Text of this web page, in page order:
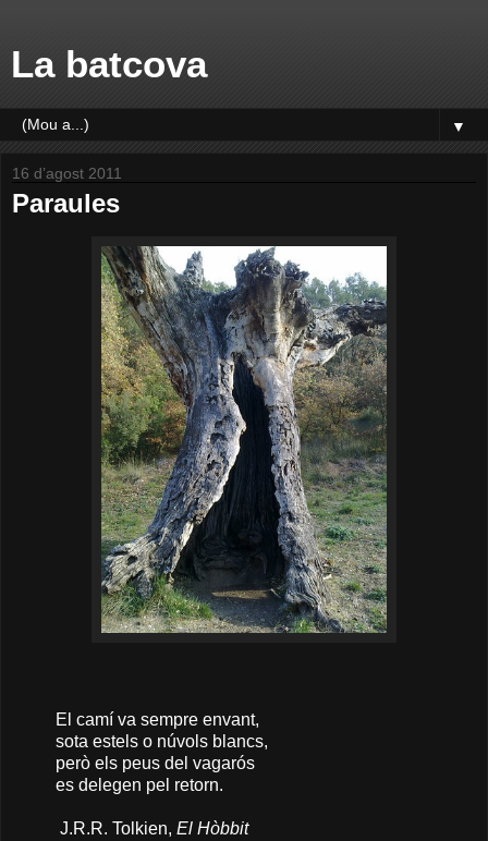
La batcova
▼
16 d’agost 2011
Paraules
El camí va sempre envant,
sota estels o núvols blancs,
però els peus del vagarós
es delegen pel retorn.
J.R.R. Tolkien, El Hòbbit